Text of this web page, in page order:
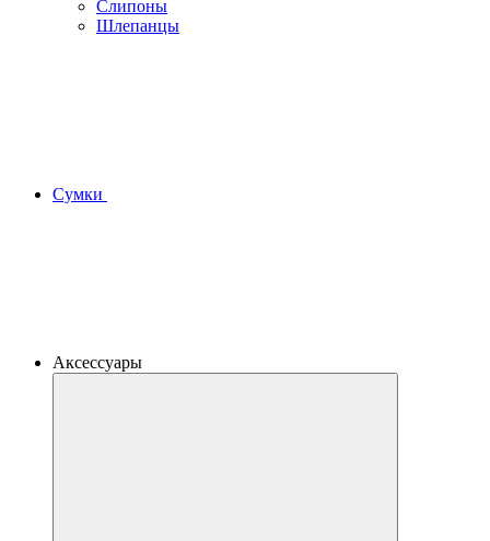
Слипоны
Шлепанцы
Сумки
Аксессуары